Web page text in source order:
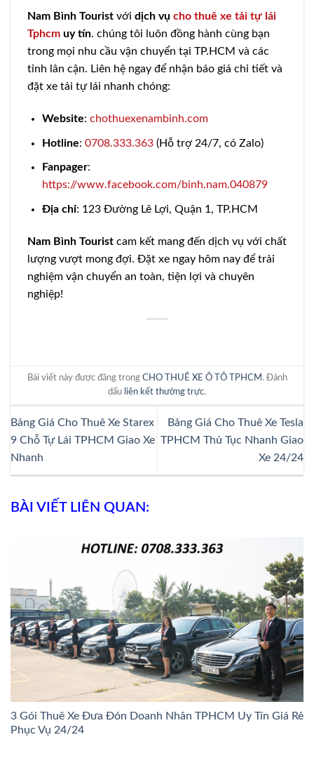
Nam Bình Tourist với dịch vụ cho thuê xe tải tự lái
Tphcm uy tín. chúng tôi luôn đồng hành cùng bạn
trong mọi nhu cầu vận chuyển tại TP.HCM và các
tỉnh lân cận. Liên hệ ngay để nhận báo giá chi tiết và
đặt xe tải tự lái nhanh chóng:
Website: chothuexenambinh.com
Hotline: 0708.333.363(Hỗ trợ 24/7, có Zalo)
Fanpager:
https://www.facebook.com/binh.nam.040879
Địa chỉ: 123 Đường Lê Lợi, Quận 1, TP.HCM
Nam Bình Tourist cam kết mang đến dịch vụ với chất
lượng vượt mong đợi. Đặt xe ngay hôm nay để trải
nghiệm vận chuyển an toàn, tiện lợi và chuyên
nghiệp!
Bài viết này được đăng trong CHO THUÊ XE Ô TÔ TPHCM . Đánh
dấu liên kết thường trực.
Bảng Giá Cho Thuê Xe Starex
9 Chỗ Tự Lái TPHCM Giao Xe
Nhanh
Bảng Giá Cho Thuê Xe Tesla
TPHCM Thủ Tục Nhanh Giao
Xe 24/24
BÀI VIẾT LIÊN QUAN:
3 Gói Thuê Xe Đưa Đón Doanh Nhân TPHCM Uy Tín Giá Rẻ
Phục Vụ 24/24